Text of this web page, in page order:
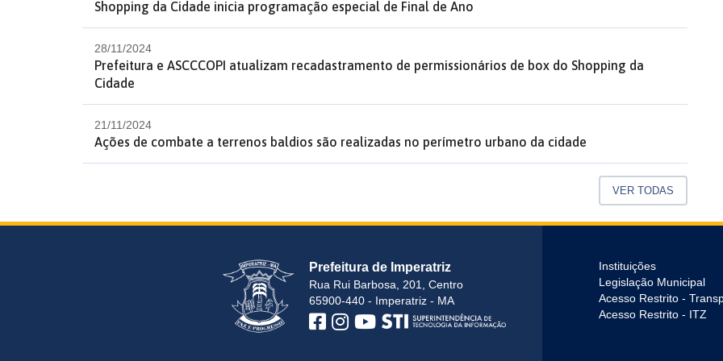
Shopping da Cidade inicia programação especial de Final de Ano
28/11/2024
Prefeitura e ASCCCOPI atualizam recadastramento de permissionários de box do Shopping da
Cidade
21/11/2024
Ações de combate a terrenos baldios são realizadas no perímetro urbano da cidade
VER TODAS
Prefeitura de Imperatriz
Rua Rui Barbosa, 201, Centro
65900-440 - Imperatriz - MA
Instituições
Legislação Municipal
Acesso Restrito -
Acesso Restrito - ITZ